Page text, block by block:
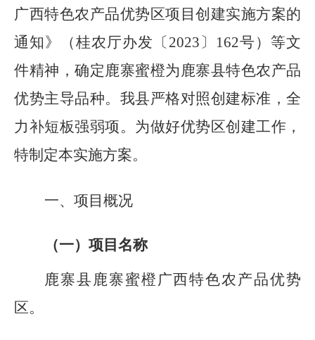
广西特色农产品优势区项目创建实施方案的
通知 》 （桂农厅办发 〔 2023 〕 162号） 等文
件精神，确定鹿寨蜜橙为鹿寨县特色农产品
优势主导品种。我县严格对照创建标准，全
力补短板强弱项。为做好优势区创建工作，
特制定本实施方案。
一、项目概况
（一）项目名称
鹿寨县鹿寨蜜橙广西特色农产品优势
区 。